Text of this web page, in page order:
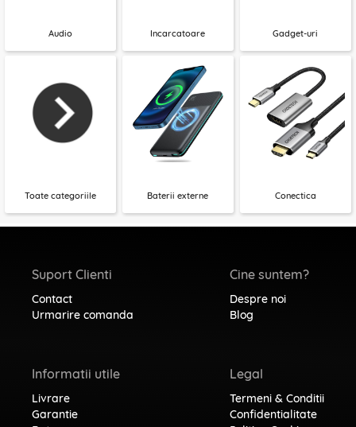
Audio Incarcatoare Gadget-uri
Toate categoriile Baterii externe Conectica
Suport Clienti
Contact
Urmarire comanda
Informatii utile
Livrare
Garantie
Cine suntem?
Despre noi
Blog
Legal
Termeni & Conditii
Confidentialitate